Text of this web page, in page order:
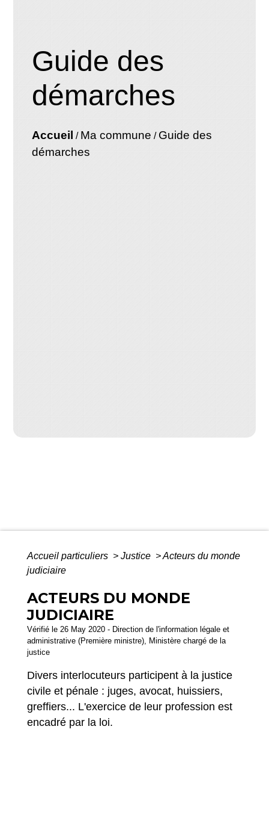
Guide des
démarches
Accueil / Ma commune / Guide des
démarches
Accueil particuliers > Justice >Acteurs du monde
judiciaire
ACTEURS DU MONDE
JUDICIAIRE
Vérifié le 26 May 2020 - Direction de l'information légale et
administrative (Première ministre), Ministère chargé de la
justice
Divers interlocuteurs participent à la justice
civile et pénale : juges, avocat, huissiers,
greffiers... L'exercice de leur profession est
encadré par la loi.